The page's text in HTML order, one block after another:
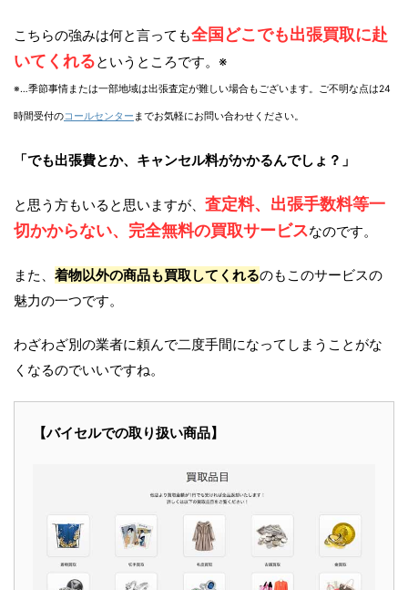
こちらの強みは何と言っても全国どこでも出張買取に赴
いてくれるというところです。※
※…季節事情または一部地域は出張査定が難しい場合もございます。ご不明な点は24
時間受付のコールセンター までお気軽にお問い合わせください。
「でも出張費とか、キャンセル料がかかるんでしょ？」
と思う方もいると思いますが、 査定料、出張手数料等一
切かからない、完全無料の買取サービスなのです。
また、 着物以外の商品も買取してくれるのもこのサービスの
魅力の一つです。
わざわざ別の業者に頼んで二度手間になってしまうことがな
くなるのでいいですね。
【バイセルでの取り扱い商品】